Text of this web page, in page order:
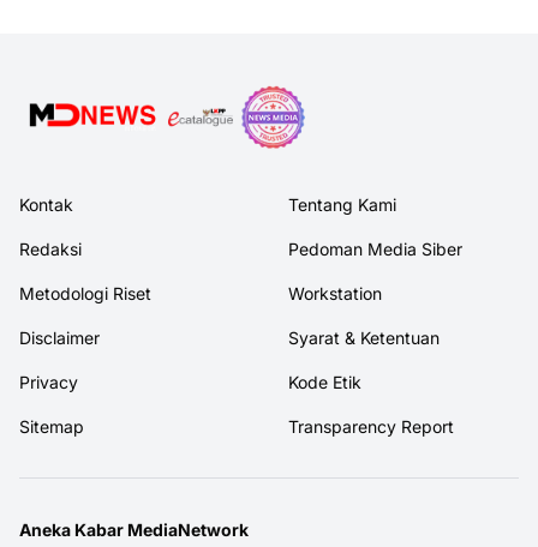
Kontak Tentang Kami
Redaksi Pedoman Media Siber
Metodologi Riset Workstation
Disclaimer Syarat & Ketentuan
Privacy Kode Etik
Sitemap Transparency Report
Aneka Kabar MediaNetwork